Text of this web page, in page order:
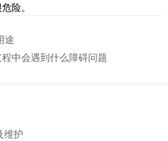
险。
途
中会遇到什么障碍问题
维护